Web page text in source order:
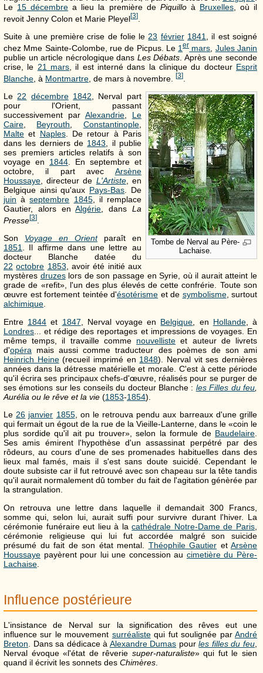
Le 15 décembre a lieu la première de Piquilloà Bruxelles, où il
revoit Jenny Colon et Marie Pleyel[3]
Suite à une première crise de folie le 23 février 1841
, il est soigné
chez Mme Sainte-Colombe, rue de Picpus. Le 1ermars Jules Janin
publie un article nécrologique dans Les Débats . Après une seconde
crise, le 21 mars , il est interné dans la clinique du docteur Esprit
Blanche , à Montmartre , de mars à novembre. [3]
Tombe de Nerval au Père-
Lachaise.
Le 22 décembre 1842 , Nerval part
pour l'Orient, passant
successivement par Alexandrie, Le
Caire
Beyrouth Constantinople,
Malte et Naples. De retour à Paris
dans les derniers de 1843 , il publie
ses premiers articles relatifs à son
voyage en 1844. En septembre et
octobre, il part avec Arsène
Houssaye , directeur de L'Artiste, en
Belgique ainsi qu'aux Pays-Bas . De
juin àseptembre 1845, il remplace
Gautier, alors enAlgérie , dans La
Presse[3]
Son Voyage en Orientparaît en
1851. Il affirme dans une lettre au
docteur Blanche datée du
22 octobre 1853, avoir été initié aux
mystères druzeslors de son passage en Syrie, où il aurait atteint le
grade de «refit», l'un des plus élevés de cette confrérie. Toute son
œuvre est fortement teintée d'ésotérisme et de symbolisme, surtout
alchimique.
Entre 1844 et 1847 , Nerval voyage en Belgique , en Hollande, à
Londres ... et rédige des reportages et impressions de voyages. En
même temps, il travaille comme nouvelliste et auteur de livrets
d'opéra mais aussi comme traducteur des poèmes de son ami
Heinrich Heine(recueil imprimé en 1848). Nerval vit ses dernières
années dans la détresse matérielle et morale. C'est à cette période
qu'il écrira ses principaux chefs-d'œuvre, réalisés pour se purger de
ses émotions sur les conseils du docteur Blanche : les Filles du feu
Aurélia ou le rêve et la vie (1853-1854).
Le 26 janvier 1855, on le retrouva pendu aux barreaux d'une grille
qui fermait un égout de la rue de la Vieille-Lanterne, dans le «coin le
plus sordide qu'il ait pu trouver», selon la formule de Baudelaire
Ses amis émirent l'hypothèse d'un assassinat perpétré par des
rôdeurs, au cours d'une de ses promenades habituelles dans des
lieux mal famés, mais il s'est sans doute suicidé. Cependant le
doute subsiste car il fut retrouvé avec son chapeau sur la tête tandis
qu'il aurait normalement dû tomber du fait de l'agitation génèrée par
la strangulation.
On retrouva une lettre dans laquelle il demandait 300 Francs,
somme qui, selon lui, aurait suffi pour survivre durant l'hiver. La
cérémonie funéraire eut lieu à lacathédrale Notre-Dame de Paris
cérémonie religieuse qui lui fut accordée malgré son suicide
présumé du fait de son état mental. Théophile Gautier et Arsène
Houssaye payèrent pour lui une concession au cimetière du Père-
Lachaise
Influence postérieure
L'insistance de Nerval sur la signification des rêves eut une
influence sur le mouvement surréalistequi fut soulignée parAndré
Breton . Dans sa dédicace à Alexandre Dumas pourles filles du feu
Nerval évoque «l'état de rêverie super-naturaliste» qui fut le sien
quand il écrivit les sonnets des Chimères